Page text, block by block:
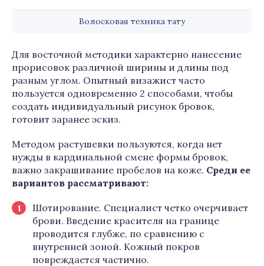
Волосковая техника тату
Для восточной методики характерно нанесение
прорисовок различной ширины и длины под
разным углом. Опытный визажист часто
пользуется одновременно 2 способами, чтобы
создать индивидуальный рисунок бровок,
готовит заранее эскиз.
Методом растушевки пользуются, когда нет
нужды в кардинальной смене формы бровок,
важно закрашивание пробелов на коже. Среди ее
вариантов рассматривают:
Шотирование. Специалист четко очерчивает
брови. Введение красителя на границе
проводится глубже, по сравнению с
внутренней зоной. Кожный покров
повреждается частично.